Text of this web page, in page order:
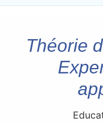
Théorie